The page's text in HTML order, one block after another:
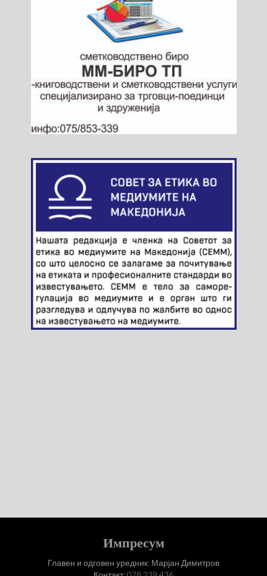
Импресум
Главен и одговен уредник: Марјан Димитров